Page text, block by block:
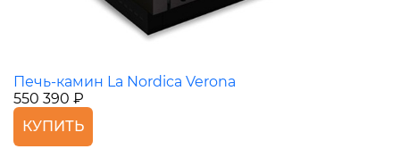
Печь-камин La Nordica Verona
550 390 ₽
КУПИТЬ